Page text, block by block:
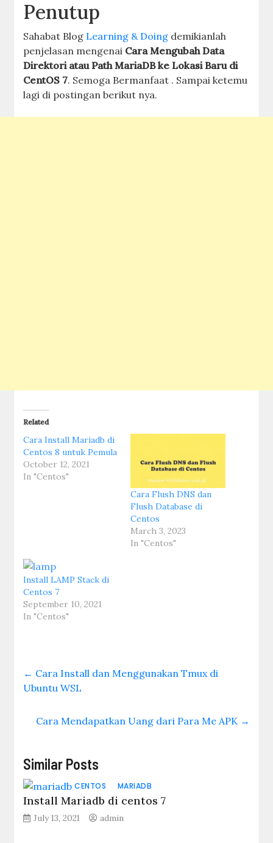
Penutup
Sahabat Blog Learning & Doing demikianlah
penjelasan mengenai Cara Mengubah Data
Direktori atau Path MariaDB ke Lokasi Baru di
CentOS 7. Semoga Bermanfaat . Sampai ketemu
lagi di postingan berikut nya.
Related
Cara Install Mariadb di
Centos 8 untuk Pemula
October 12, 2021
In "Centos"
Cara Flush DNS dan
Flush Database di
Centos
March 3, 2023
In "Centos"
Install LAMP Stack di
Centos 7
September 10, 2021
In "Centos"
← Cara Install dan Menggunakan Tmux di
Ubuntu WSL
Cara Mendapatkan Uang dari Para Me APK →
Similar Posts
CENTOS MARIADB
Install Mariadb di centos 7
July 13, 2021 admin